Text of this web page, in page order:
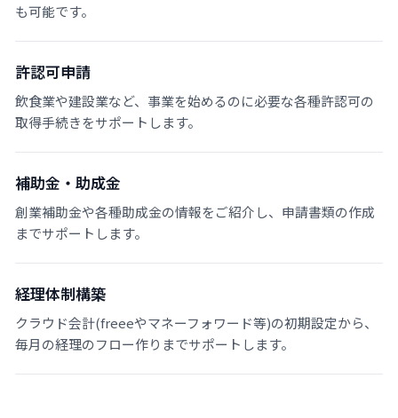
も可能です。
許認可申請
飲食業や建設業など、事業を始めるのに必要な各種許認可の
取得手続きをサポートします。
補助金・助成金
創業補助金や各種助成金の情報をご紹介し、申請書類の作成
までサポートします。
経理体制構築
クラウド会計(freeeやマネーフォワード等)の初期設定から、
毎月の経理のフロー作りまでサポートします。